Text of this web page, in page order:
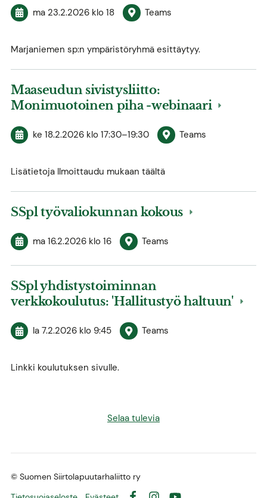
ma 23.2.2026 klo 18 Teams
Marjaniemen sp:n ympäristöryhmä esittäytyy.
Maaseudun sivistysliitto:
Monimuotoinen piha -webinaari
ke 18.2.2026 klo 17:30–19:30 Teams
Lisätietoja Ilmoittaudu mukaan täältä
SSpl työvaliokunnan kokous
ma 16.2.2026 klo 16 Teams
SSpl yhdistystoiminnan
verkkokoulutus: 'Hallitustyö haltuun'
la 7.2.2026 klo 9:45 Teams
Linkki koulutuksen sivulle.
Selaa tulevia
© Suomen Siirtolapuutarhaliitto ry